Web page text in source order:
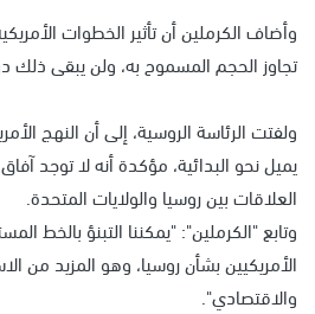
وأضاف الكرملين أن تأثير الخطوات
تجاوز الحجم المسموح به، ولن يبقى ذلك
ولفتت الرئاسة الروسية، إلى أن النهج
يميل نحو البدائية، مؤكدة أنه لا توجد
العلاقات بين روسيا والولايات المتحدة.
وتابع "الكرملين": "يمكننا التبنؤ بالخط
الأمريكيين بشأن روسيا، وهو المزيد من
والاقتصادي".